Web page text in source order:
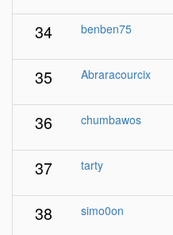
34 benben75
35 Abraracourcix
36 chumbawos
37 tarty
38 simo0on